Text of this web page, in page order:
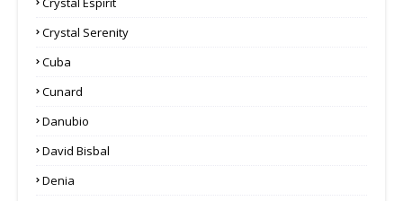
Crystal Serenity
Cuba
Cunard
Danubio
David Bisbal
Denia